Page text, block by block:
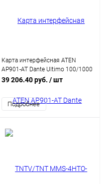
Карта интерфейсная ATEN
AP901-AT Dante Ultimo 100/1000
Mbps, 2 цифровых звуковых
бита; 44.1/48кГц)
39 206.40 руб. / шт
Подробнее